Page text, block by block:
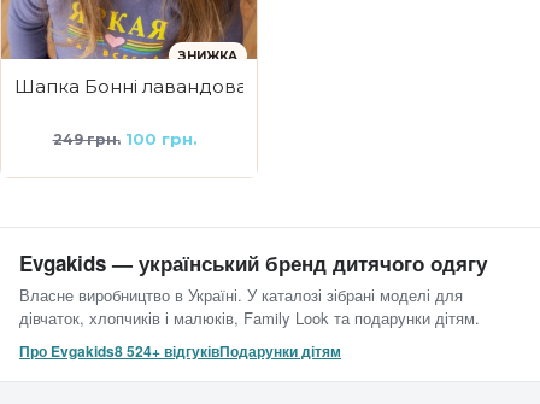
ЗНИЖКА
Шапка Бонні лавандова
249 грн. 100 грн.
Evgakids — український бренд дитячого одягу
Власне виробництво в Україні. У каталозі зібрані моделі для
дівчаток, хлопчиків і малюків, Family Look та подарунки дітям.
Про Evgakids8 524+ відгуківПодарунки дітям